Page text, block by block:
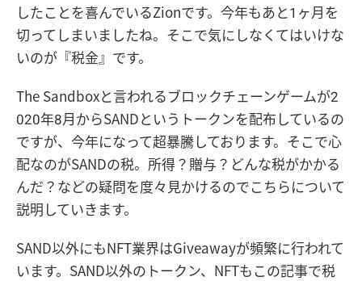
したことを喜んでいるZionです。今年もあと1ヶ月を
切ってしまいましたね。そこで気にしなくてはいけな
いのが『税金』です。
The Sandboxと言われるブロックチェーンゲームが2
020年8月からSANDというトークンを配布しているの
ですが、今年になって超暴騰しております。そこで心
配なのがSANDの税。所得？贈与？どんな税がかかる
んだ？などの疑問を度々見かけるのでこちらについて
説明していきます。
SAND以外にもNFT業界はGiveawayが頻繁に行われて
います。SAND以外のトークン、NFTもこの記事で税